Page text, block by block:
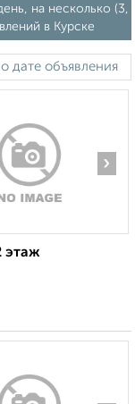
на несколько (3,
в Курске
›
этаж